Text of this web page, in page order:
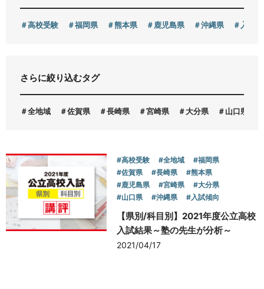
運営会社
高校受験 福岡県 熊本県 鹿児島県 沖縄県 入試
さらに絞り込むタグ
全地域 佐賀県 長崎県 宮崎県 大分県 山口県
#高校受験 #全地域
#福岡県
#佐賀県
#長崎県
#熊本県
#鹿児島県
#宮崎県
#大分県
#山口県
#沖縄県 #入試傾向
【県別/科目別】2021年度公立高校
入試結果～塾の先生が分析～
2021/04/17